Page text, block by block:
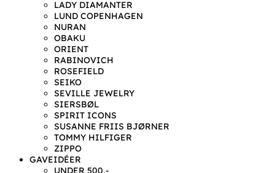
LADY DIAMANTER
LUND COPENHAGEN
NURAN
OBAKU
ORIENT
RABINOVICH
ROSEFIELD
SEIKO
SEVILLE JEWELRY
SIERSBØL
SPIRIT ICONS
SUSANNE FRIIS BJØRNER
TOMMY HILFIGER
ZIPPO
GAVEIDÉER
UNDER 500,-